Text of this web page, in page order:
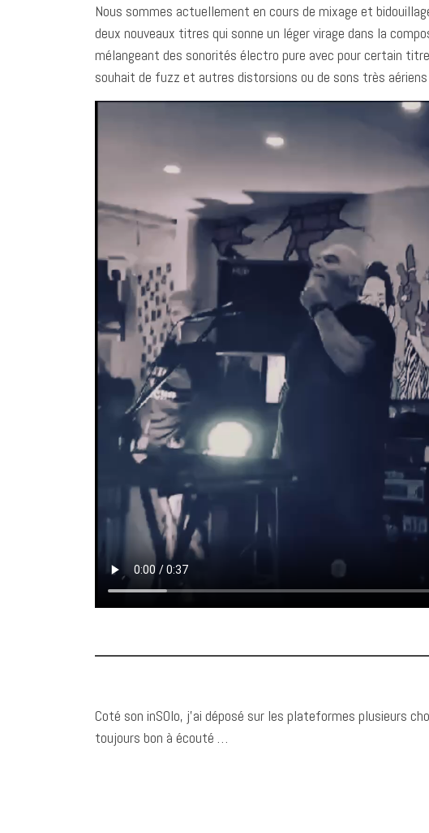
Nous sommes actuellement en cours de mixage et
deux nouveaux titres qui sonne un léger virage dans la
mélangeant des sonorités électro pure avec pour certain
souhait de fuzz et autres distorsions ou de sons très
Coté son inSOlo, j’ai déposé sur les plateformes plusieurs
toujours bon à écouté …